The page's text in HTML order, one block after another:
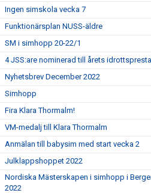
Ingen simskola vecka 7
Funktionärsplan NUSS-äldre
SM i simhopp 20-22/1
4 JSS:are nominerad till årets
Nyhetsbrev December 2022
Simhopp
Fira Klara Thormalm!
VM-medalj till Klara Thormalm
Anmälan till babysim med start vecka 2
Julklappshoppet 2022
Nordiska Mästerskapen i simhopp i
2022